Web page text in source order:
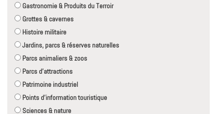
Gastronomie & Produits du Terroir
Grottes & cavernes
Histoire militaire
Jardins, parcs & réserves naturelles
Parcs animaliers & zoos
Parcs d'attractions
Patrimoine industriel
Points d'information touristique
Sciences & nature